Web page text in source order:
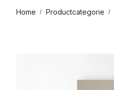
Home / Productcategorie /